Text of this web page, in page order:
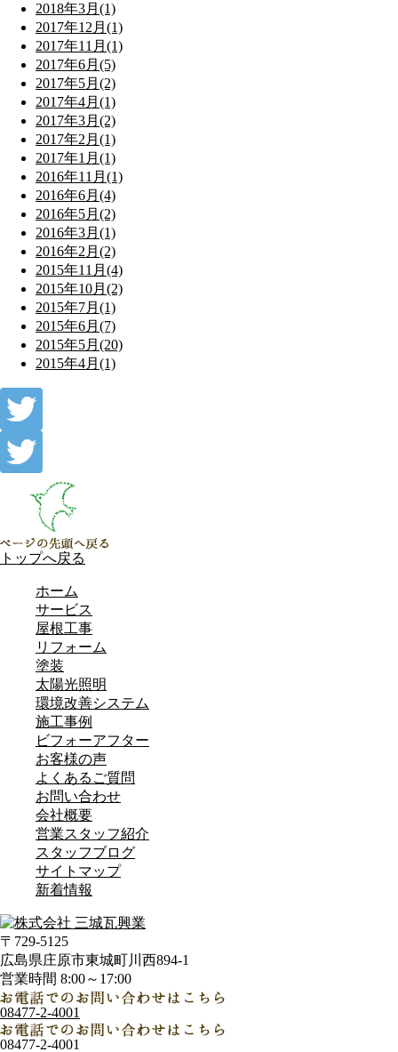
2018年3月(1)
2017年12月(1)
2017年11月(1)
2017年6月(5)
2017年5月(2)
2017年4月(1)
2017年3月(2)
2017年2月(1)
2017年1月(1)
2016年11月(1)
2016年6月(4)
2016年5月(2)
2016年3月(1)
2016年2月(2)
2015年11月(4)
2015年10月(2)
2015年7月(1)
2015年6月(7)
2015年5月(20)
2015年4月(1)
トップへ戻る
ホーム
サービス
屋根工事
リフォーム
塗装
太陽光照明
環境改善システム
施工事例
ビフォーアフター
お客様の声
よくあるご質問
お問い合わせ
会社概要
営業スタッフ紹介
スタッフブログ
サイトマップ
新着情報
〒729-5125
広島県庄原市東城町川西894-1
営業時間 8:00～17:00
08477-2-4001
08477-2-4001